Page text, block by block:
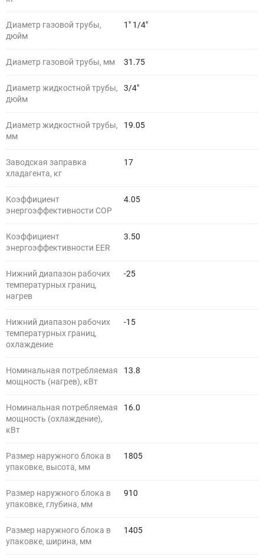
Диаметр газовой трубы,
дюйм
1" 1/4"
Диаметр газовой трубы, мм 31.75
Диаметр жидкостной трубы,
дюйм
3/4"
Диаметр жидкостной трубы,
мм
19.05
Заводская заправка
хладагента, кг
17
Коэффициент
энергоэффективности COP
4.05
Коэффициент
энергоэффективности EER
3.50
Нижний диапазон рабочих
температурных границ,
нагрев
-25
Нижний диапазон рабочих
температурных границ,
охлаждение
-15
Номинальная потребляемая
мощность (нагрев), кВт
13.8
Номинальная потребляемая
мощность (охлаждение),
кВт
16.0
Размер наружного блока в
упаковке, высота, мм
1805
Размер наружного блока в
упаковке, глубина, мм
910
Размер наружного блока в
упаковке, ширина, мм
1405